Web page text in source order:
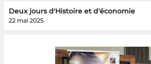
Deux jours d'Histoire et d'économie
22 mai 2025